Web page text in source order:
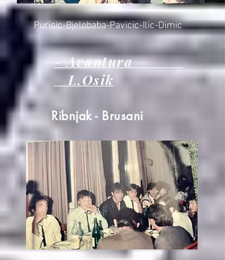
Purisic-Bjelobaba-Pavicic-Ilic-Dimic
- Avantura
L.Osik
Ribnjak - Brusani